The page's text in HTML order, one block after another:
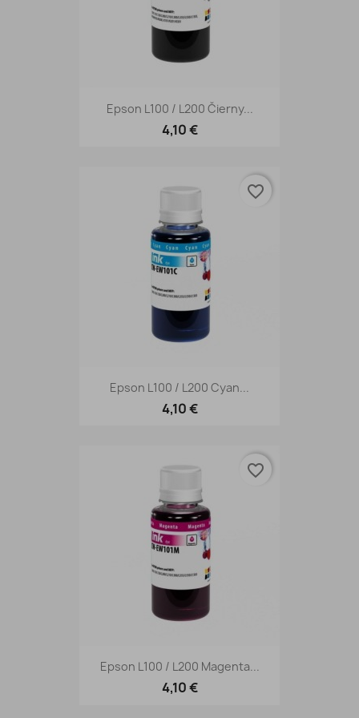
Epson L100 / L200 Čierny...
4,10 €
Epson L100 / L200 Cyan...
4,10 €
favorite_border
Epson L100 / L200 Magenta...
4,10 €
favorite_border